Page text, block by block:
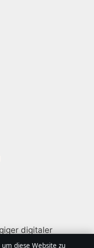
digitaler
Politik, Wirtschaft,
diese Website zu